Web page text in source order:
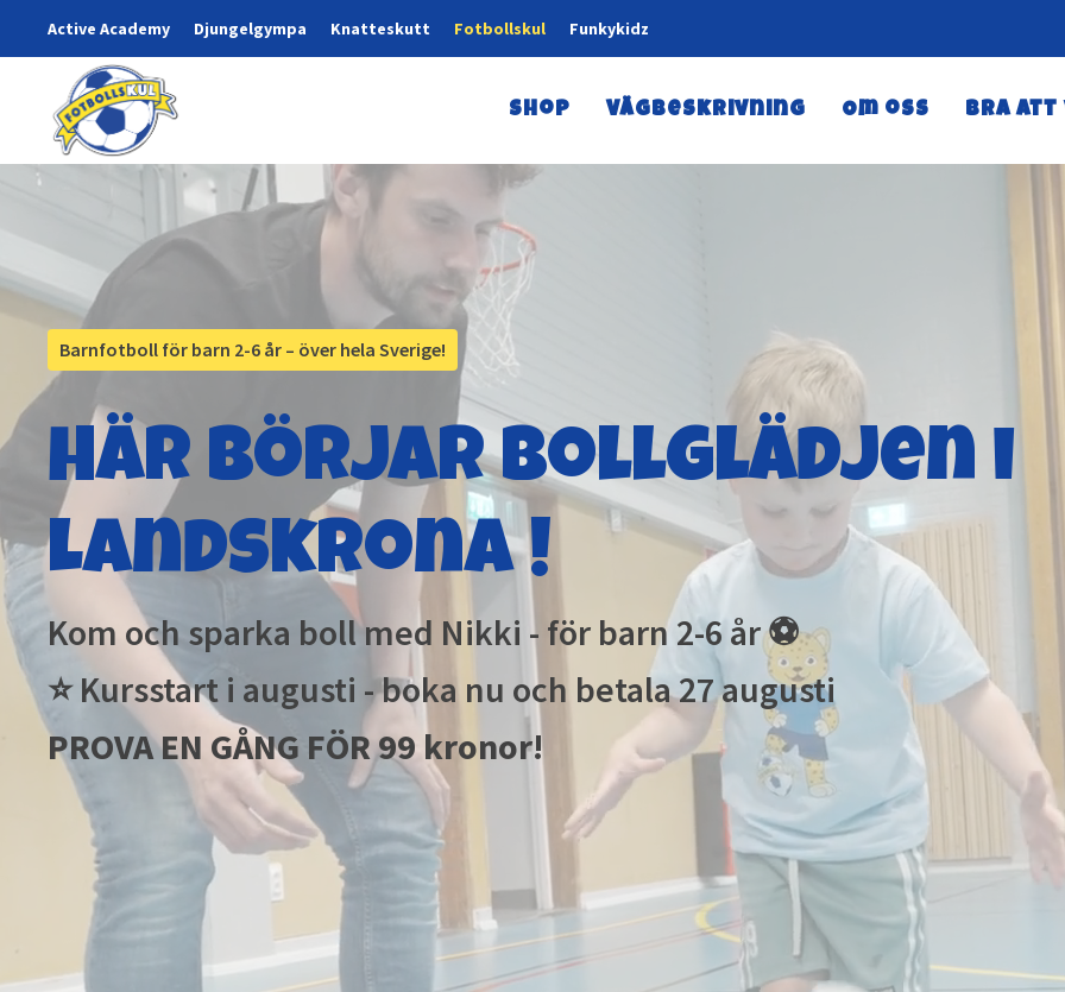
Active Academy Djungelgympa Knatteskutt Fotbollskul Funkykidz
Shop Vägbeskrivning Om oss Bra att
Barnfotboll för barn 2-6 år – över hela Sverige!
Här börjar bollglädjen i
Landskrona !
Kom och sparka boll med Nikki - för barn 2-6 år ⚽
⭐ Kursstart i augusti - boka nu och betala 27 augusti
PROVA EN GÅNG FÖR 99 kronor!